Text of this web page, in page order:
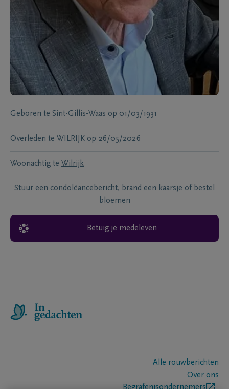
Geboren te Sint-Gillis-Waas op 01/03/1931
Overleden te WILRIJK op 26/05/2026
Woonachtig te Wilrijk
Stuur een condoléancebericht, brand een kaarsje of bestel
bloemen
Betuig je medeleven
Alle rouwberichten
Over ons